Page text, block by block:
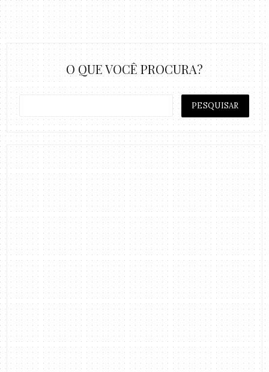
O QUE VOCÊ PROCURA?